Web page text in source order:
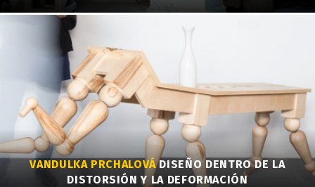
VANDULKA PRCHALOVÁDISEÑO DENTRO DE LA
DISTORSIÓN Y LA DEFORMACIÓN